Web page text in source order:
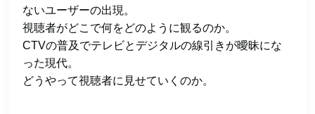
ないユーザーの出現。
視聴者がどこで何をどのように観るのか。
CTVの普及でテレビとデジタルの線引きが曖昧にな
った現代。
どうやって視聴者に見せていくのか。